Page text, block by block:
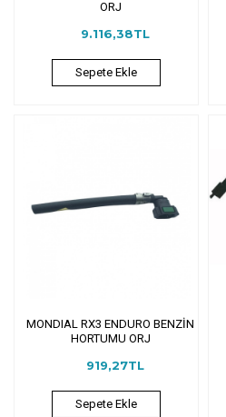
ORJ
9.116,38TL
Sepete Ekle
MONDIAL RX3 ENDURO BENZİN
HORTUMU ORJ
919,27TL
Sepete Ekle